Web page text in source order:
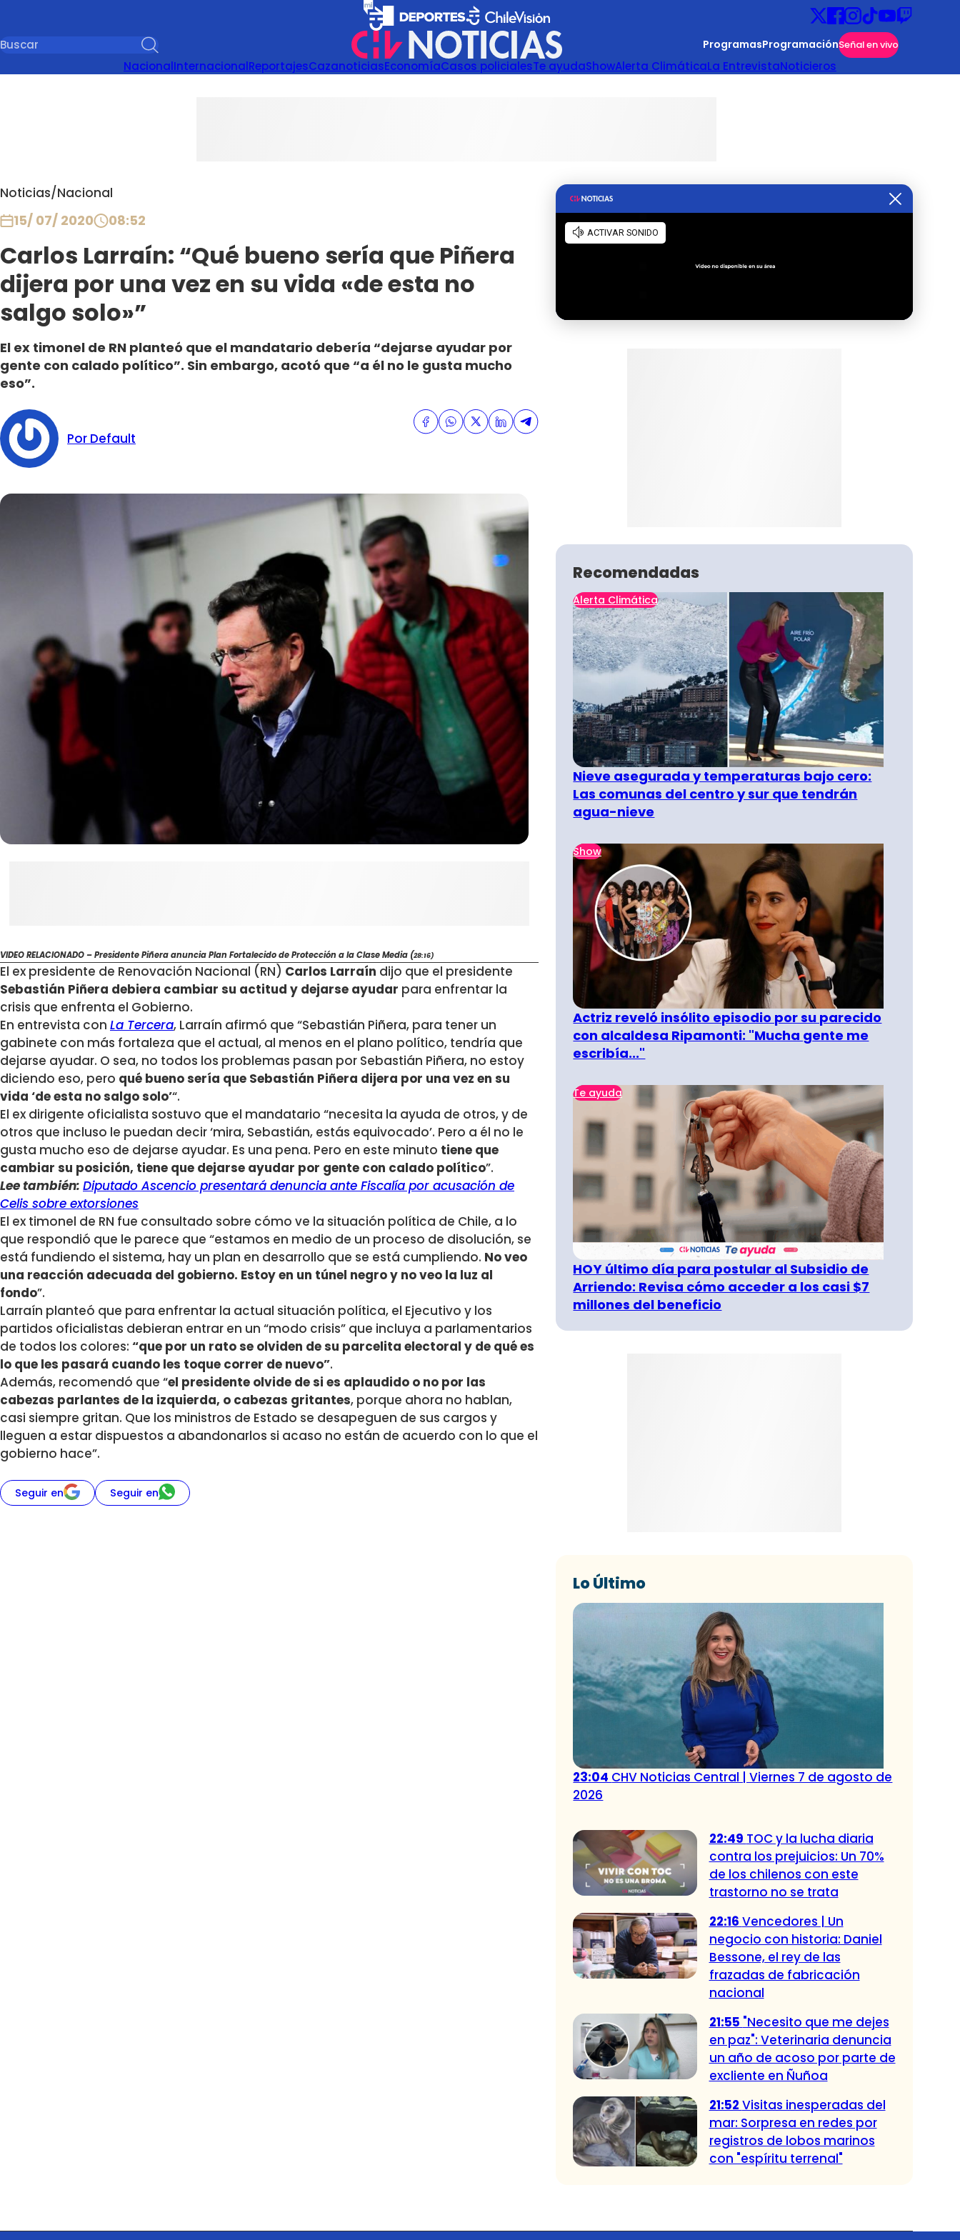
ProgramasProgramaciónSeñal en vivo
NacionalInternacionalReportajesCazanoticiasEconomíaCasos policialesTe ayudaShowAlerta ClimáticaLa EntrevistaNoticieros
Noticias/Nacional
15/ 07/ 2020 08:52
Carlos Larraín: “Qué bueno sería que Piñera
dijera por una vez en su vida «de esta no
salgo solo»”
El ex timonel de RN planteó que el mandatario debería “dejarse ayudar por
gente con calado político”. Sin embargo, acotó que “a él no le gusta mucho
eso”.
Por Default
VIDEO RELACIONADO – Presidente Piñera anuncia Plan Fortalecido de Protección a la Clase Media (28:16)
El ex presidente de Renovación Nacional (RN) Carlos Larraín dijo que el presidente
Sebastián Piñera debiera cambiar su actitud y dejarse ayudar para enfrentar la
crisis que enfrenta el Gobierno.
En entrevista con La Tercera, Larraín afirmó que “Sebastián Piñera, para tener un
gabinete con más fortaleza que el actual, al menos en el plano político, tendría que
dejarse ayudar. O sea, no todos los problemas pasan por Sebastián Piñera, no estoy
diciendo eso, pero qué bueno sería que Sebastián Piñera dijera por una vez en su
vida ‘de esta no salgo solo’“.
El ex dirigente oficialista sostuvo que el mandatario “necesita la ayuda de otros, y de
otros que incluso le puedan decir ‘mira, Sebastián, estás equivocado’. Pero a él no le
gusta mucho eso de dejarse ayudar. Es una pena. Pero en este minuto tiene que
cambiar su posición, tiene que dejarse ayudar por gente con calado político”.
Lee también: Diputado Ascencio presentará denuncia ante Fiscalía por acusación de
Celis sobre extorsiones
El ex timonel de RN fue consultado sobre cómo ve la situación política de Chile, a lo
que respondió que le parece que “estamos en medio de un proceso de disolución, se
está fundiendo el sistema, hay un plan en desarrollo que se está cumpliendo. No veo
una reacción adecuada del gobierno. Estoy en un túnel negro y no veo la luz al
fondo”.
Larraín planteó que para enfrentar la actual situación política, el Ejecutivo y los
partidos oficialistas debieran entrar en un “modo crisis” que incluya a parlamentarios
de todos los colores: “que por un rato se olviden de su parcelita electoral y de qué es
lo que les pasará cuando les toque correr de nuevo”.
Además, recomendó que “el presidente olvide de si es aplaudido o no por las
cabezas parlantes de la izquierda, o cabezas gritantes, porque ahora no hablan,
casi siempre gritan. Que los ministros de Estado se desapeguen de sus cargos y
lleguen a estar dispuestos a abandonarlos si acaso no están de acuerdo con lo que el
gobierno hace”.
Seguir en Seguir en
Recomendadas
Alerta Climática
Nieve asegurada y temperaturas bajo cero:
Las comunas del centro y sur que tendrán
agua-nieve
Show
Actriz reveló insólito episodio por su parecido
con alcaldesa Ripamonti: "Mucha gente me
escribía..."
Te ayuda
HOY último día para postular al Subsidio de
Arriendo: Revisa cómo acceder a los casi $7
millones del beneficio
Lo Último
23:04 CHV Noticias Central | Viernes 7 de agosto de
2026
22:49 TOC y la lucha diaria
contra los prejuicios: Un 70%
de los chilenos con este
trastorno no se trata
22:16 Vencedores | Un
negocio con historia: Daniel
Bessone, el rey de las
frazadas de fabricación
nacional
21:55 "Necesito que me dejes
en paz": Veterinaria denuncia
un año de acoso por parte de
excliente en Ñuñoa
21:52 Visitas inesperadas del
mar: Sorpresa en redes por
registros de lobos marinos
con "espíritu terrenal"